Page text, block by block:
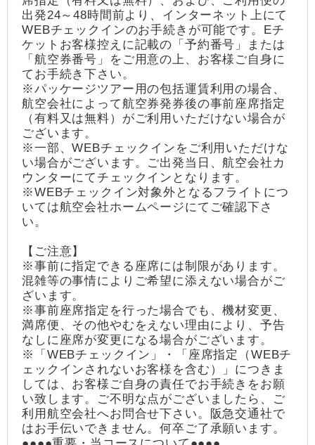
出発24～48時間前より、インターネット上にて
WEBチェックインのお手続きが可能です。Eチ
ケットお客様控えに記載の「予約番号」または
「航空券番号」をご用意の上、お客様ご自身に
てお手続き下さい。
※パッケージツアー用の包括運賃利用の場合、
航空会社によって航空券発券後の事前座席指定
（有料又は無料）がご利用いただけない場合が
ございます。
※一部、WEBチェックインをご利用いただけな
い場合がございます。ご出発当日、航空会社カ
ウンターにてチェックインとなります。
※WEBチェックイン対象外となるフライトにつ
いては航空会社ホームページにてご確認下さ
い。
【ご注意】
※事前に指定できる座席には制限があります。
混雑等の事情によりご希望に添えない場合がご
ざいます。
※事前座席指定を行った場合でも、機材変更、
満席便、その他やむをえない理由により、予告
なしに座席が変更になる場合がございます。
※「WEBチェックイン」・「座席指定（WEBチ
ェックインされないお客様を含む）」につきま
しては、お客様ご自身の責任でお手続きをお願
い致します。ご不明な点がございましたら、ご
利用航空会社へお問合せ下さい。阪急交通社で
はお手伝いできません。何卒ご了承願います。